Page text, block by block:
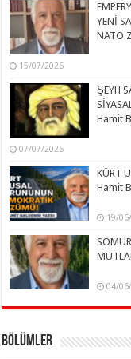
YENİ
NATO
15/07/2026
ŞEYH
Hamit
07/07/2026
KÜRT
Hamit
19/
04/
Bölümler